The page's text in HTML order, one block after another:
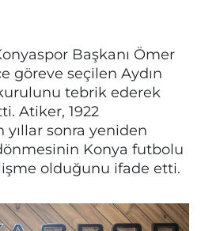
Başkanı Ömer
göreve seçilen Aydın
tebrik ederek
Atiker, 1922
sonra yeniden
Konya futbolu
olduğunu ifade etti.